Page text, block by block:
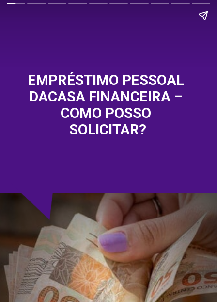
EMPRÉSTIMO PESSOAL
DACASA FINANCEIRA –
COMO POSSO
SOLICITAR?